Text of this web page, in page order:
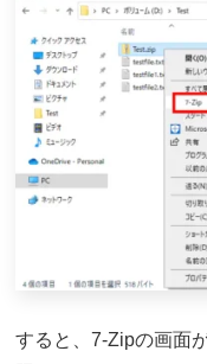
すると、7-Zipの画面